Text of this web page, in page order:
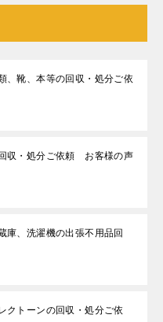
、靴、本等の回収・処分ご依
収・処分ご依頼 お客様の声
庫、洗濯機の出張不用品回
クトーンの回収・処分ご依